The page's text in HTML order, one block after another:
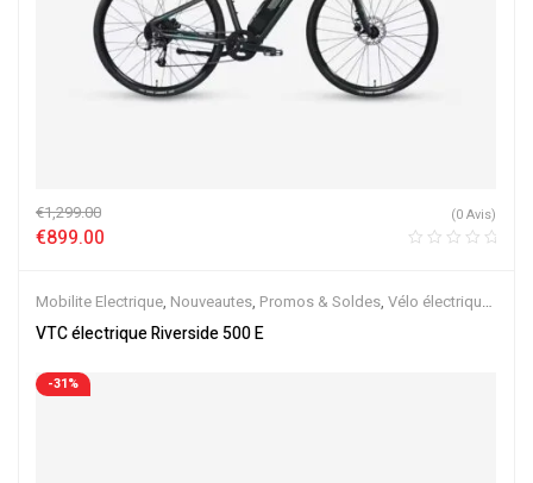
€1,299.00
€899.00
(0 Avis)
Mobilite Electrique, Nouveautes, Promos & Soldes, Vélo électrique
ville,Velos Electriques,VTC Electrique
VTC électrique Riverside 500 E
-31%